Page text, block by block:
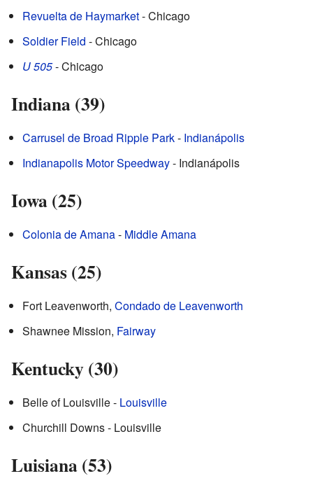
Revuelta de Haymarket- Chicago
Soldier Field - Chicago
U 505- Chicago
Indiana (39)
Carrusel de Broad Ripple Park- Indianápolis
Indianapolis Motor Speedway- Indianápolis
Iowa (25)
Colonia de Amana- Middle Amana
Kansas (25)
Fort Leavenworth, Condado de Leavenworth
Shawnee Mission, Fairway
Kentucky (30)
Belle of Louisville - Louisville
Churchill Downs - Louisville
Luisiana (53)